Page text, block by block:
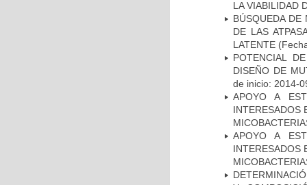
LA VIABILIDAD
BÚSQUEDA DE
DE LAS
LATENTE
POTENCIAL
DISEÑO DE
de inicio: 2014-
APOYO A
INTERESADOS
APOYO A
INTERESADOS